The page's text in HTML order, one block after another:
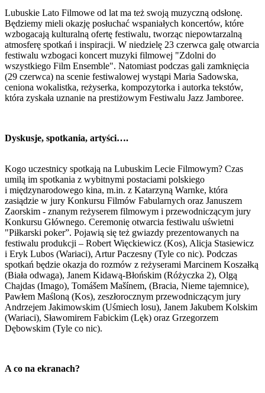
Lubuskie Lato Filmowe od lat ma też swoją muzyczną odsłonę.
Będziemy mieli okazję posłuchać wspaniałych koncertów, które
wzbogacają kulturalną ofertę festiwalu, tworząc niepowtarzalną
atmosferę spotkań i inspiracji. W niedzielę 23 czerwca galę otwarcia
festiwalu wzbogaci koncert muzyki filmowej "Zdolni do
wszystkiego Film Ensemble". Natomiast podczas gali zamknięcia
(29 czerwca) na scenie festiwalowej wystąpi Maria Sadowska,
ceniona wokalistka, reżyserka, kompozytorka i autorka tekstów,
która zyskała uznanie na prestiżowym Festiwalu Jazz Jamboree.
Dyskusje, spotkania, artyści….
Kogo uczestnicy spotkają na Lubuskim Lecie Filmowym? Czas
umilą im spotkania z wybitnymi postaciami polskiego
i międzynarodowego kina, m.in. z Katarzyną Warnke, która
zasiądzie w jury Konkursu Filmów Fabularnych oraz Januszem
Zaorskim - znanym reżyserem filmowym i przewodniczącym jury
Konkursu Głównego. Ceremonię otwarcia festiwalu uświetni
"Piłkarski poker”. Pojawią się też gwiazdy prezentowanych na
festiwalu produkcji – Robert Więckiewicz (Kos), Alicja Stasiewicz
i Eryk Lubos (Wariaci), Artur Paczesny (Tyle co nic). Podczas
spotkań będzie okazja do rozmów z reżyserami Marcinem Koszałką
(Biała odwaga), Janem Kidawą-Błońskim (Różyczka 2), Olgą
Chajdas (Imago), Tomášem Mašínem, (Bracia, Nieme tajemnice),
Pawłem Maśloną (Kos), zeszłorocznym przewodniczącym jury
Andrzejem Jakimowskim (Uśmiech losu), Janem Jakubem Kolskim
(Wariaci), Sławomirem Fabickim (Lęk) oraz Grzegorzem
Dębowskim (Tyle co nic).
A co na ekranach?